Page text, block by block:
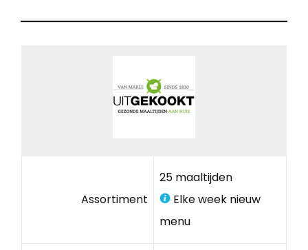
Assortiment
25 maaltijden
Elke week nieuw
menu